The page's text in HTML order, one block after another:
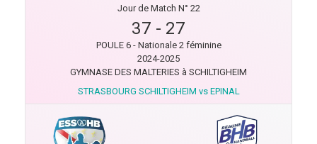
Jour de Match N° 22
37 - 27
POULE 6 - Nationale 2 féminine
2024-2025
GYMNASE DES MALTERIES à SCHILTIGHEIM
STRASBOURG SCHILTIGHEIM vs EPINAL